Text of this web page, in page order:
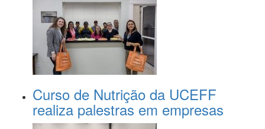
Curso de Nutrição da UCEFF
realiza palestras em empresas